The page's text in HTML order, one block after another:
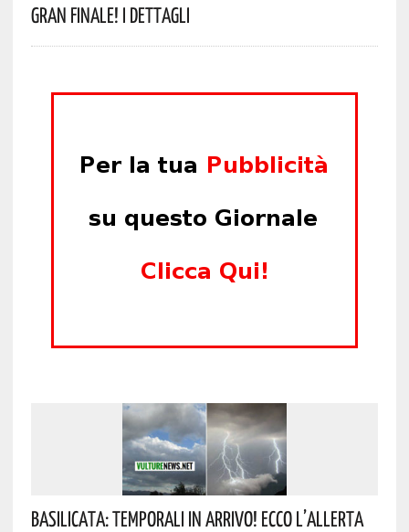
Gran Finale! I Dettagli
Basilicata: Temporali In Arrivo! Ecco L’allerta